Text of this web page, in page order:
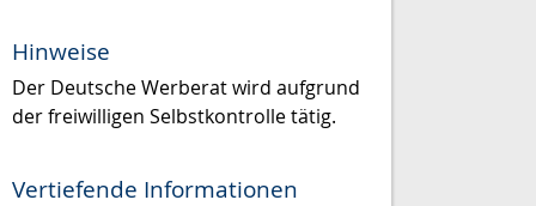
Hinweise
Der Deutsche Werberat wird aufgrund
der freiwilligen Selbstkontrolle tätig.
Vertiefende Informationen